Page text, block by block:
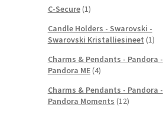
C-Secure (1)
Candle Holders - Swarovski -
Swarovski Kristalliesineet (1)
Charms & Pendants - Pandora -
Pandora ME (4)
Charms & Pendants - Pandora -
Pandora Moments (12)